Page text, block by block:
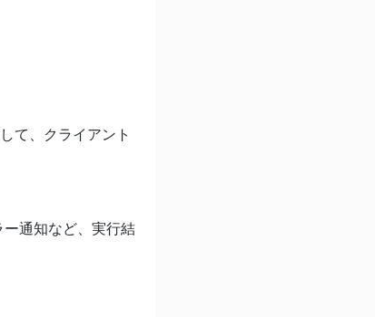
て、クライアント
通知など、実行結